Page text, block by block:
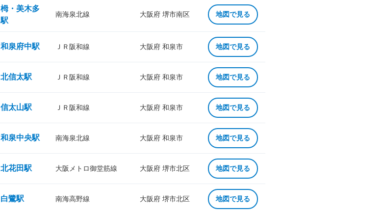
栂・美木多
駅
南海泉北線 大阪府 堺市南区 地図で見る
和泉府中駅 ＪＲ阪和線 大阪府 和泉市 地図で見る
北信太駅 ＪＲ阪和線 大阪府 和泉市 地図で見る
信太山駅 ＪＲ阪和線 大阪府 和泉市 地図で見る
和泉中央駅 南海泉北線 大阪府 和泉市 地図で見る
北花田駅 大阪メトロ御堂筋線 大阪府 堺市北区 地図で見る
白鷺駅 南海高野線 大阪府 堺市北区 地図で見る